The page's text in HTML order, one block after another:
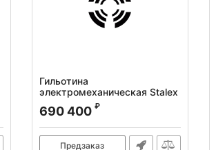
Гильотина
электромеханическая Stalex
Q11-3x2050
Артикул: 386102
690 400 ₽
Предзаказ